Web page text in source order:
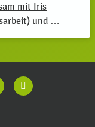
mit Iris
und …